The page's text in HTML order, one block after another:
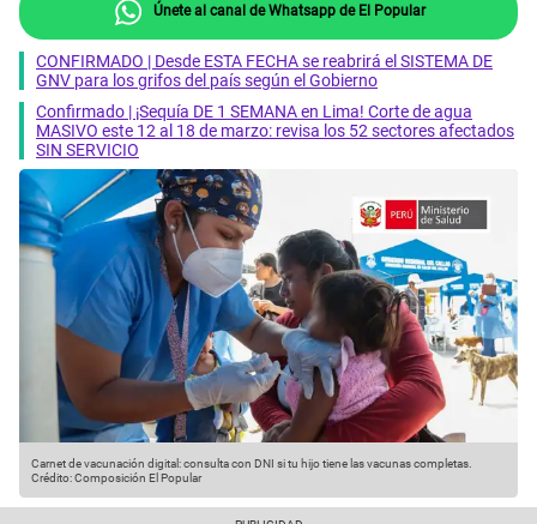
Únete al canal de Whatsapp de El Popular
CONFIRMADO | Desde ESTA FECHA se reabrirá el SISTEMA DE
GNV para los grifos del país según el Gobierno
Confirmado | ¡Sequía DE 1 SEMANA en Lima! Corte de agua
MASIVO este 12 al 18 de marzo: revisa los 52 sectores afectados
SIN SERVICIO
Carnet de vacunación digital: consulta con DNI si tu hijo tiene las vacunas completas.
Crédito: Composición El Popular